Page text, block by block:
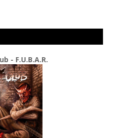
- F.U.B.A.R.